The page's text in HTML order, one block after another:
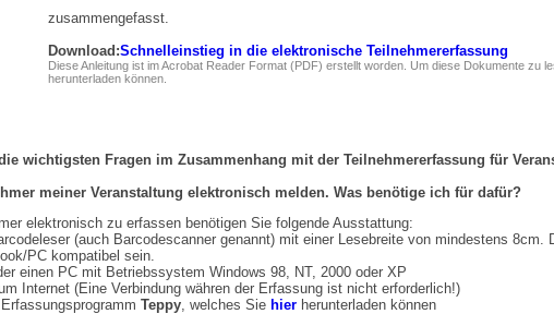
zusammengefasst.
Download:Schnelleinstieg in die elektronische Teilnehmererfassung
Diese Anleitung ist im Acrobat Reader Format (PDF) erstellt worden. Um diese Dokumente zu
herunterladen können.
wichtigsten Fragen im Zusammenhang mit der Teilnehmererfassung für
meiner Veranstaltung elektronisch melden. Was benötige ich für dafür?
elektronisch zu erfassen benötigen Sie folgende Ausstattung:
(auch Barcodescanner genannt) mit einer Lesebreite von mindestens
PC kompatibel sein.
einen PC mit Betriebssystem Windows 98, NT, 2000 oder XP
Internet (Eine Verbindung währen der Erfassung ist nicht erforderlich!)
Teppy, welches Sie hier herunterladen können